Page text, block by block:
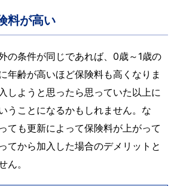
料が高い
の条件が同じであれば、0歳～1歳の
年齢が高いほど保険料も高くなりま
しようと思ったら思っていた以上に
うことになるかもしれません。な
ても更新によって保険料が上がって
てから加入した場合のデメリットと
ん。